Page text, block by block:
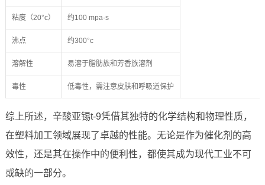
粘度（20°c） 约100 mpa·s
沸点 约300°c
溶解性 易溶于脂肪族和芳香族溶剂
毒性 低毒性，需注意皮肤和呼吸道保护
综上所述，辛酸亚锡t-9凭借其独特的化学结构和物理性质，
在塑料加工领域展现了卓越的性能。无论是作为催化剂的高
效性，还是其在操作中的便利性，都使其成为现代工业不可
或缺的一部分。